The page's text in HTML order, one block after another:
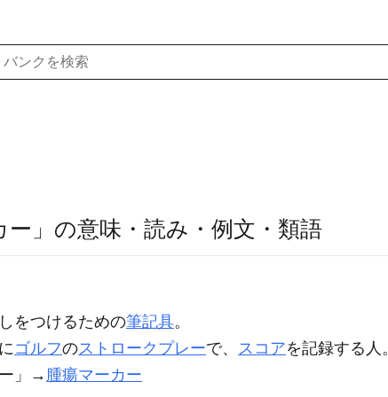
ー」の意味・読み・例文・類語
をつけるための筆記具。
ゴルフのストロークプレーで、 スコアを記録する人。
」→ 腫瘍マーカー